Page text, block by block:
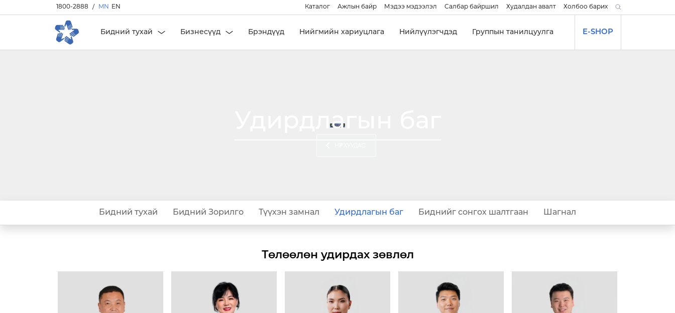
1800-2888 / MN EN Каталог Ажлын байр Мэдээ мэдээлэл Салбар байршил Худалдан авалт Холбоо барих
Бидний тухай Бизнесүүд Брэндүүд Нийгмийн хариуцлага Нийлүүлэгчдэд Группын танилцуулга E-SHOP
Удирдлагын баг
Бидний тухай Бидний Зорилго Түүхэн замнал Удирдлагын баг Биднийг сонгох шалтгаан Шагнал
Төлөөлөн удирдах зөвлөл